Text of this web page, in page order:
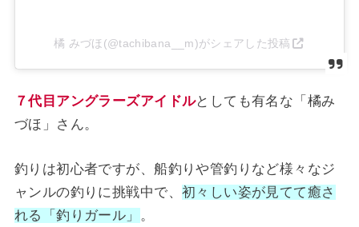
橘 みづほ(@tachibana__m)がシェアした投稿
７代目アングラーズアイドルとしても有名な「橘み
づほ」さん。
釣りは初心者ですが、船釣りや管釣りなど様々なジ
ャンルの釣りに挑戦中で、 初々しい姿が見てて癒さ
れる「釣りガール」 。